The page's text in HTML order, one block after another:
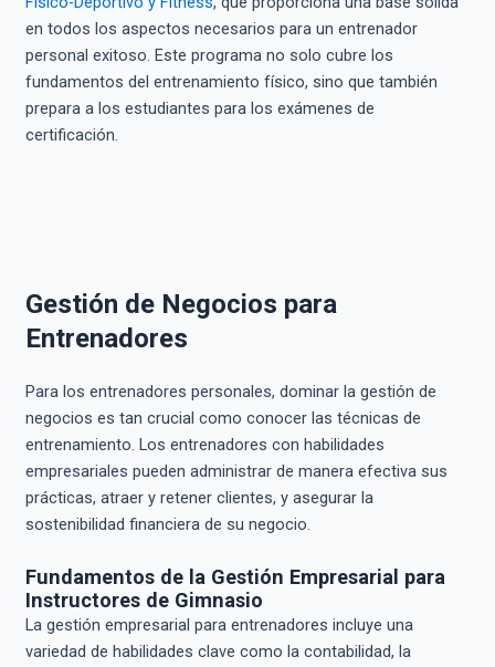
en todos los aspectos necesarios para un entrenador
personal exitoso. Este programa no solo cubre los
fundamentos del entrenamiento físico, sino que también
prepara a los estudiantes para los exámenes de
certificación.
Gestión de Negocios para
Entrenadores
Para los entrenadores personales, dominar la gestión de
negocios es tan crucial como conocer las técnicas de
entrenamiento. Los entrenadores con habilidades
empresariales pueden administrar de manera efectiva sus
prácticas, atraer y retener clientes, y asegurar la
sostenibilidad financiera de su negocio.
Fundamentos de la Gestión Empresarial para
Instructores de Gimnasio
La gestión empresarial para entrenadores incluye una
variedad de habilidades clave como la contabilidad, la